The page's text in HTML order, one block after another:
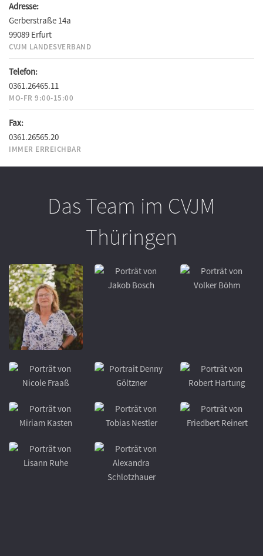
Adresse:
Gerberstraße 14a
99089 Erfurt
CVJM LANDESVERBAND
Telefon:
0361.26465.11
MO-FR 9:00-15:00
Fax:
0361.26565.20
IMMER ERREICHBAR
Das Team im CVJM
Thüringen
REFERENT